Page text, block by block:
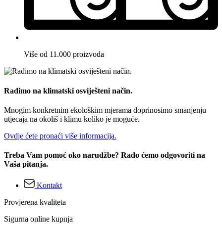
Više od 11.000 proizvoda
Radimo na klimatski osviješteni način.
Mnogim konkretnim ekološkim mjerama doprinosimo smanjenju
utjecaja na okoliš i klimu koliko je moguće.
Ovdje ćete pronaći više informacija.
Treba Vam pomoć oko narudžbe? Rado ćemo odgovoriti na
Vaša pitanja.
Kontakt
Provjerena kvaliteta
Sigurna online kupnja